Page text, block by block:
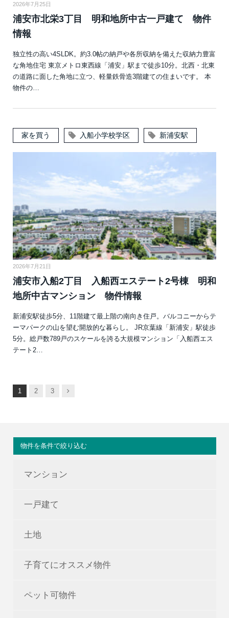
2026年7月25日
浦安市北栄3丁目 明和地所中古一戸建て 物件
情報
独立性の高い4SLDK。約3.0帖の納戸や各所収納を備えた収納力豊富
な角地住宅 東京メトロ東西線「浦安」駅まで徒歩10分。北西・北東
の道路に面した角地に立つ、軽量鉄骨造3階建ての住まいです。 本
物件の…
家を買う 入船小学校学区 新浦安駅
2026年7月21日
浦安市入船2丁目 入船西エステート2号棟 明和
地所中古マンション 物件情報
新浦安駅徒歩5分、11階建て最上階の南向き住戸。バルコニーからテ
ーマパークの山を望む開放的な暮らし。 JR京葉線「新浦安」駅徒歩
5分。総戸数789戸のスケールを誇る大規模マンション「入船西エス
テート2…
1 2 3
次
物件を条件で絞り込む
マンション
一戸建て
土地
子育てにオススメ物件
ペット可物件